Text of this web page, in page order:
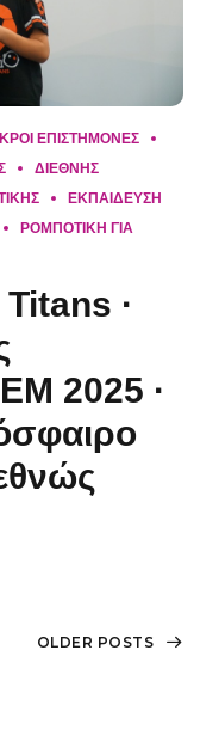
ΕΠΙΣΤΗΜΟΝΕΣ
ΔΙΕΘΝΗΣ
ΕΚΠΑΙΔΕΥΣΗ
ΡΟΜΠΟΤΙΚΗ ΓΙΑ
·
2025 ·
OLDER POSTS